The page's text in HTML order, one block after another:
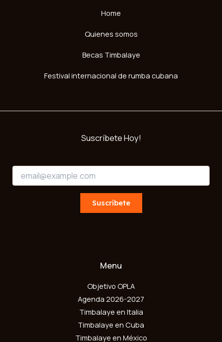
Home
Quienes somos
Becas Timbalaye
Festival internacional de rumba cubana
Suscríbete Hoy!
a
i
l
E
Suscríbete
Menu
Objetivo OPLA
Agenda 2026-2027
Timbalaye en Italia
Timbalaye en Cuba
Timbalaye en México